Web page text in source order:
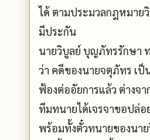
ได้ ตามประมวลกฎหมาย
มีประกัน
นายวิบูลย์ บุญภัทรรักษา
ว่า คดีของนายจตุภัทร เป็
ฟ้องต่ออัยการแล้ว ต่างจ
ทีมทนายได้เจรจาขอปล่
พร้อมทั้งตั๋วทนายของนา